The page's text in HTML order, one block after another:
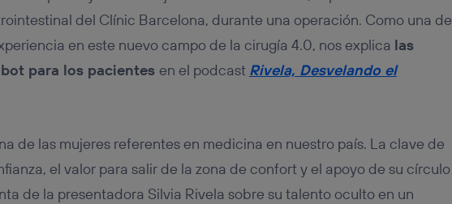
del Clínic Barcelona, durante una operación. Como una de
en este nuevo campo de la cirugía 4.0, nos explica las
para los pacientes en el podcast Rivela, Desvelando el
de las mujeres referentes en medicina en nuestro país. La clave de
el valor para salir de la zona de confort y el apoyo de su círculo
de la presentadora Silvia Rivela sobre su talento oculto en un
y consienta el uso de la tecnología recibirá el mismo identificador.
de banda ancha (p. ej., Wi-Fi), el marketing o análisis se
de las actividades de navegación de los miembros del hogar que
consentimientos Utiq seleccionando “Administrar Utiq” en la parte
web o visitando el
portal de privacidad de Utiq (“consenthub”)
consulta la política de privacidad de Utiq.